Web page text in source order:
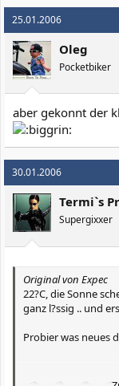
25.01.2006
Oleg
Pocketbiker
aber gekonnt der
30.01.2006
Termi`s
Supergixxer
Original von Expec
22?C, die Sonne
ganz l?ssig .. und
Probier was neues